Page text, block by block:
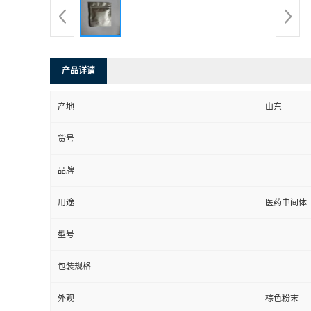
产品详请
产地 山东
货号
品牌
用途 医药中间体
型号
包装规格
外观 棕色粉末